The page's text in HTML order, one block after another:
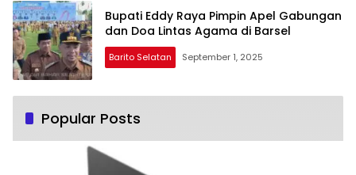
Bupati Eddy Raya Pimpin Apel Gabungan
dan Doa Lintas Agama di Barsel
Barito Selatan September 1, 2025
Popular Posts